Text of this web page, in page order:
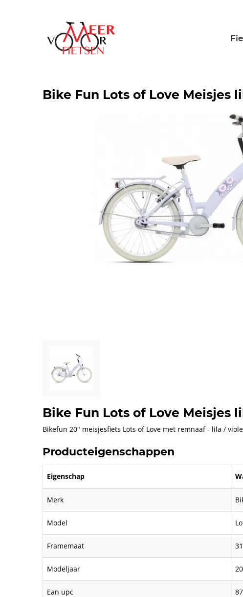
Bike Fun Lots of Love Meisjes
Bike Fun Lots of Love Meisjes
Bikefun 20" meisjesfiets Lots of Love met remnaaf - lila /
Producteigenschappen
Eigenschap
Merk
Model
Framemaat
Modeljaar
Ean upc